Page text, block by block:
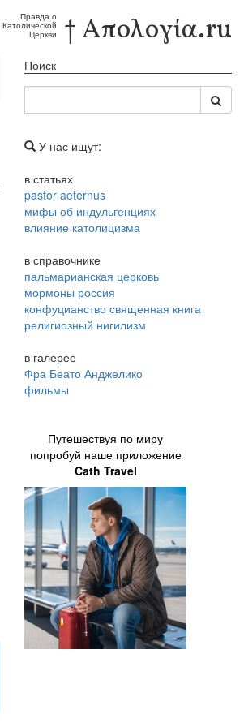
Правда о
Католической
Церкви † Απολογία.ru
Поиск
У нас ищут:
в статьях
pastor aeternus
мифы об индульгенциях
влияние католицизма
в справочнике
пальмарианская церковь
мормоны россия
конфуцианство священная книга
религиозный нигилизм
в галерее
Фра Беато Анджелико
фильмы
Путешествуя по миру
попробуй наше приложение
Cath Travel